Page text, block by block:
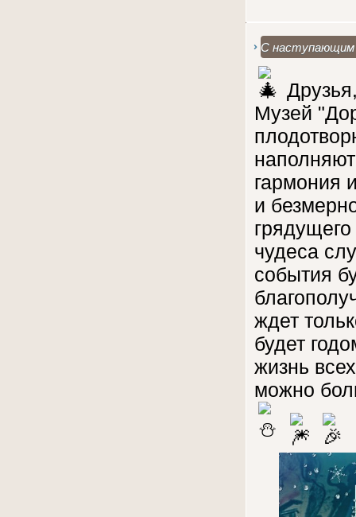
С наступающим
Музей
гармония
и
чудеса
события
ждет
будет
жизнь
можно